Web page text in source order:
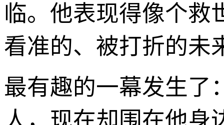
临。他表现得像个救
看准的、被打折的未
最有趣的一幕发生了